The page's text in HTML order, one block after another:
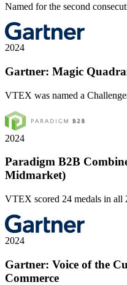
Named for the second
2024
Gartner: Magic
VTEX was named a
2024
Paradigm B2B
Midmarket)
VTEX scored 24 medals in all
2024
Gartner: Voice of the
Commerce